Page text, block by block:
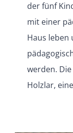
der fünf
mit einer
Haus
werden.
Holzlar,